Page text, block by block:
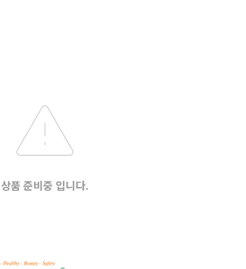
상품 준비중 입니다.